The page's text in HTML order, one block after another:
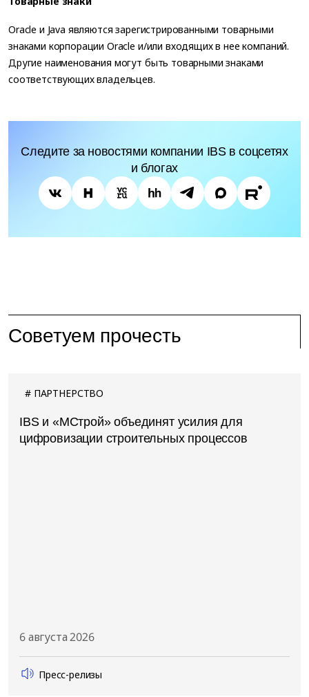
Oracle и Java являются зарегистрированными товарными
знаками корпорации Oracle и/или входящих в нее компаний.
Другие наименования могут быть товарными знаками
соответствующих владельцев.
Следите за новостями компании IBS в соцсетях
и блогах
Советуем прочесть
ПАРТНЕРСТВО
IBS и «МСтрой» объединят усилия для
цифровизации строительных процессов
6 августа 2026
Пресс-релизы